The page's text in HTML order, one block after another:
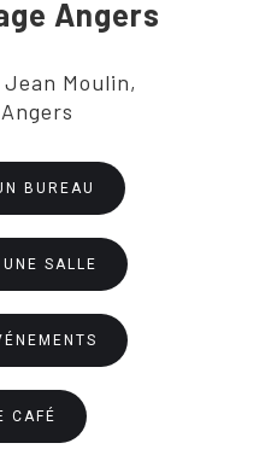
Angers
Moulin,
BUREAU
SALLE
CAFÉ